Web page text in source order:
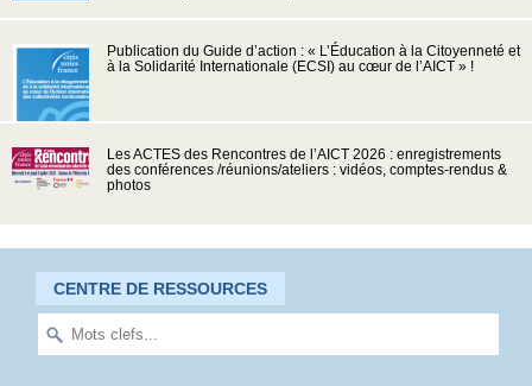
Publication du Guide d’action : « L’Éducation à la Citoyenneté et
à la Solidarité Internationale (ECSI) au cœur de l’AICT » !
Les ACTES des Rencontres de l’AICT 2026 : enregistrements
des conférences /réunions/ateliers : vidéos, comptes-rendus &
photos
CENTRE DE RESSOURCES